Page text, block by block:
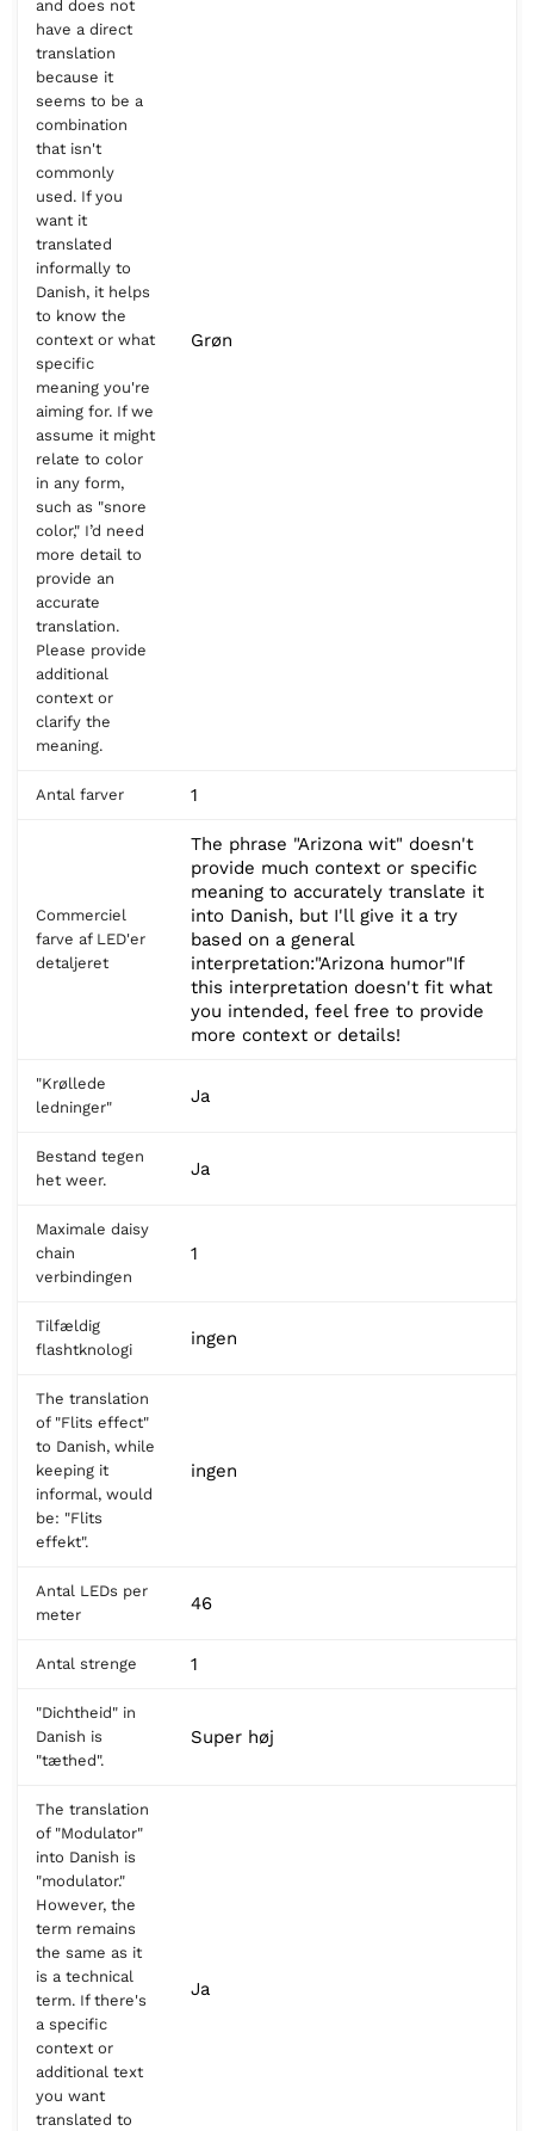
and does not
have a direct
translation
because it
seems to be a
combination
that isn't
commonly
used. If you
want it
translated
informally to
Danish, it helps
to know the
context or what
specific
meaning you're
aiming for. If we
assume it might
relate to color
in any form,
such as "snore
color," I’d need
more detail to
provide an
accurate
translation.
Please provide
additional
context or
clarify the
meaning.
Grøn
Antal farver 1
Commerciel
farve af LED'er
detaljeret
The phrase "Arizona wit" doesn't
provide much context or specific
meaning to accurately translate it
into Danish, but I'll give it a try
based on a general
interpretation:"Arizona humor"If
this interpretation doesn't fit what
you intended, feel free to provide
more context or details!
"Krøllede
ledninger"
Ja
Bestand tegen
het weer.
Ja
Maximale daisy
chain
verbindingen
1
Tilfældig
flashtknologi
ingen
The translation
of "Flits effect"
to Danish, while
keeping it
informal, would
be: "Flits
effekt".
ingen
Antal LEDs per
meter
46
Antal strenge 1
"Dichtheid" in
Danish is
"tæthed".
Super høj
The translation
of "Modulator"
into Danish is
"modulator."
However, the
term remains
the same as it
is a technical
term. If there's
a specific
context or
additional text
you want
translated to
Ja